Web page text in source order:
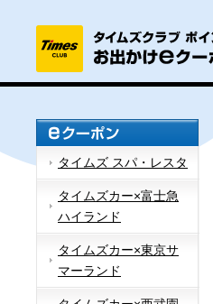
タイムズ スパ・レスタ
タイムズカー×富士急
ハイランド
タイムズカー×東京サ
マーランド